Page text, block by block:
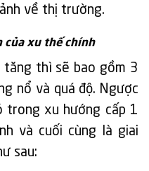
về thị trường.
của xu thế chính
thì sẽ bao gồm 3
nổ và quá độ. Ngược
trong xu hướng cấp 1
và cuối cùng là giai
sau: